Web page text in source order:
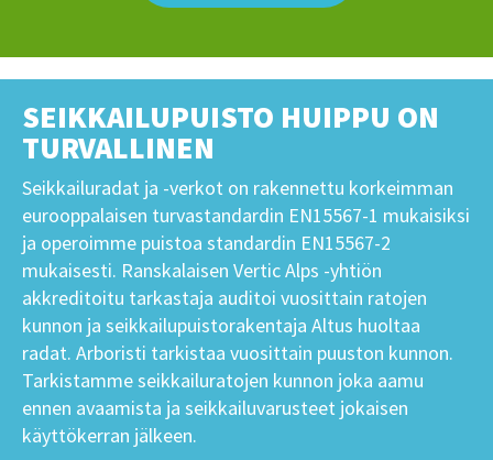
SEIKKAILUPUISTO HUIPPU ON
TURVALLINEN
Seikkailuradat ja -verkot on rakennettu korkeimman
eurooppalaisen turvastandardin EN15567-1 mukaisiksi
ja operoimme puistoa standardin EN15567-2
mukaisesti. Ranskalaisen Vertic Alps -yhtiön
akkreditoitu tarkastaja auditoi vuosittain ratojen
kunnon ja seikkailupuistorakentaja Altus huoltaa
radat. Arboristi tarkistaa vuosittain puuston kunnon.
Tarkistamme seikkailuratojen kunnon joka aamu
ennen avaamista ja seikkailuvarusteet jokaisen
käyttökerran jälkeen.